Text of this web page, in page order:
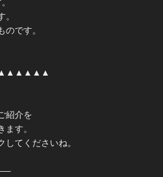
です。
紹介を
す。
してくださいね。